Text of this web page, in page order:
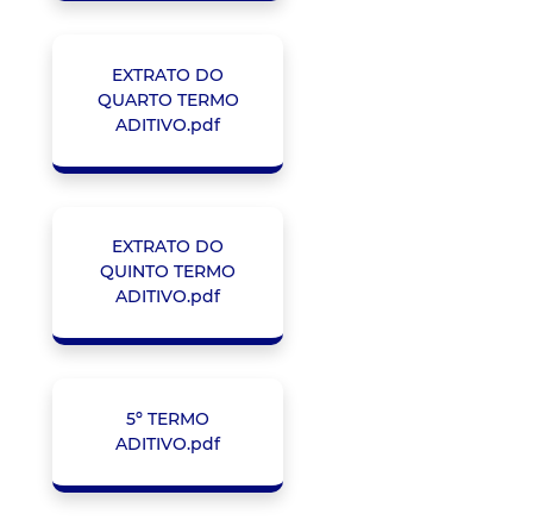
EXTRATO DO
QUARTO TERMO
ADITIVO.pdf
EXTRATO DO
QUINTO TERMO
ADITIVO.pdf
5º TERMO
ADITIVO.pdf